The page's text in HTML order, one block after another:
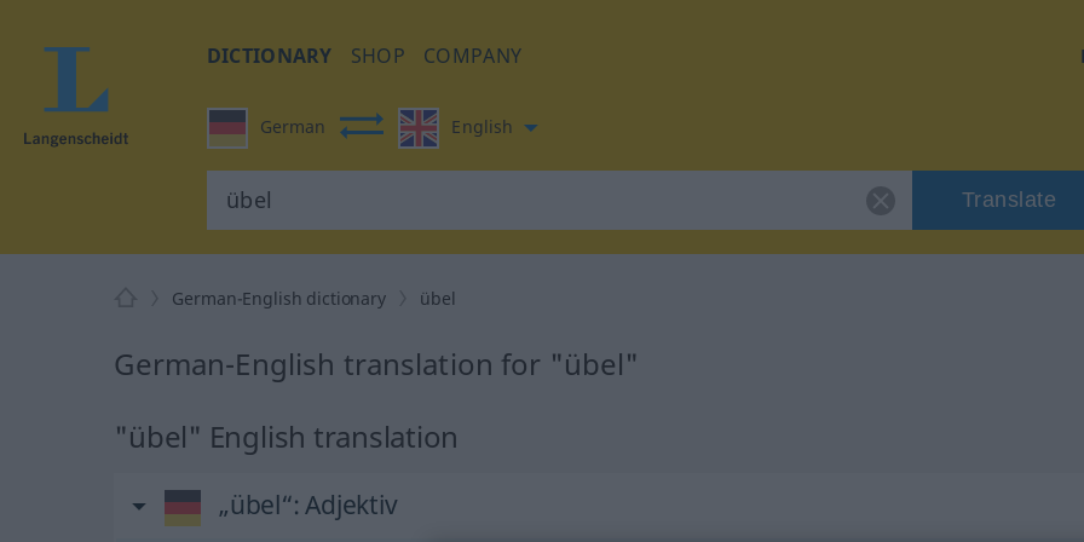
DICTIONARY SHOP COMPANY
German English
Translate
German-English dictionary übel
German-English translation for "übel"
"übel" English translation
„übel“: Adjektiv